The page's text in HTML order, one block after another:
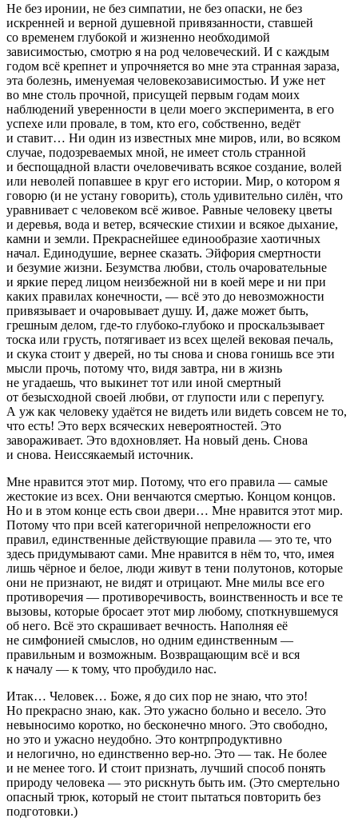
Не без иронии, не без симпатии, не без опаски, не без
искренней и верной душевной привязанности, ставшей
со временем глубокой и жизненно необходимой
зависимостью, смотрю я на род человеческий. И с каждым
годом всё крепнет и упрочняется во мне эта странная зараза,
эта болезнь, именуемая человекозависимостью. И уже нет
во мне столь прочной, присущей первым годам моих
наблюдений уверенности в цели моего эксперимента, в его
успехе или провале, в том, кто его, собственно, ведёт
и ставит… Ни один из известных мне миров, или, во всяком
случае, подозреваемых мной, не имеет столь странной
и беспощадной власти очеловечивать всякое создание, волей
или неволей попавшее в круг его истории. Мир, о котором я
говорю (и не устану говорить), столь удивительно силён, что
уравнивает с человеком всё живое. Равные человеку цветы
и деревья, вода и ветер, всяческие стихии и всякое дыхание,
камни и земли. Прекраснейшее единообразие хаотичных
начал. Единодушие, вернее сказать. Эйфория смертности
и безумие жизни. Безумства любви, столь очаровательные
и яркие перед лицом неизбежной ни в коей мере и ни при
каких правилах конечности, — всё это до невозможности
привязывает и очаровывает душу. И, даже может быть,
грешным делом, где-то глубоко-глубоко и проскальзывает
тоска или грусть, потягивает из всех щелей вековая печаль,
и скука стоит у дверей, но ты снова и снова гонишь все эти
мысли прочь, потому что, видя завтра, ни в жизнь
не угадаешь, что выкинет тот или иной смертный
от безысходной своей любви, от глупости или с перепугу.
А уж как человеку удаётся не видеть или видеть совсем не то,
что есть! Это верх всяческих невероятностей. Это
завораживает. Это вдохновляет. На новый день. Снова
и снова. Неиссякаемый источник.
Мне нравится этот мир. Потому, что его правила — самые
жестокие из всех. Они венчаются смертью. Концом концов.
Но и в этом конце есть свои двери… Мне нравится этот мир.
Потому что при всей категоричной непреложности его
правил, единственные действующие правила — это те, что
здесь придумывают сами. Мне нравится в нём то, что, имея
лишь чёрное и белое, люди живут в тени полутонов, которые
они не признают, не видят и отрицают. Мне милы все его
противоречия — противоречивость, воинственность и все те
вызовы, которые бросает этот мир любому, споткнувшемуся
об него. Всё это скрашивает вечность. Наполняя её
не симфонией смыслов, но одним единственным —
правильным и возможным. Возвращающим всё и вся
к началу — к тому, что пробудило нас.
Итак… Человек… Боже, я до сих пор не знаю, что это!
Но прекрасно знаю, как. Это ужасно больно и весело. Это
невыносимо коротко, но бесконечно много. Это свободно,
но это и ужасно неудобно. Это контрпродуктивно
и нелогично, но единственно вер-но. Это — так. Не более
и не менее того. И стоит признать, лучший способ понять
природу человека — это рискнуть быть им. (Это смертельно
опасный трюк, который не стоит пытаться повторить без
подготовки.)